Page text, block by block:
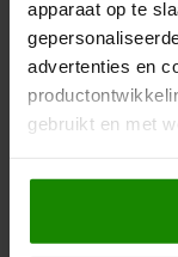
apparaat op te
advertenties en
gebruikt en met
Als u het
locatie, die